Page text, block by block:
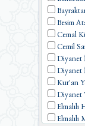
Besim
Cemal
Cemil
Diyanet
Diyanet
Kur'an
Diyanet
Elmalılı